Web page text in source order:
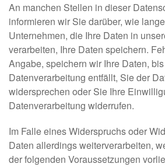
An manchen Stellen in dieser
informieren wir Sie darüber, wie
Unternehmen, die Ihre Daten in
verarbeiten, Ihre Daten speichern.
Angabe, speichern wir Ihre Daten,
Datenverarbeitung entfällt, Sie der
widersprechen oder Sie Ihre
Datenverarbeitung widerrufen.
Im Falle eines Widerspruchs oder
Daten allerdings weiterverarbeiten,
der folgenden Voraussetzungen